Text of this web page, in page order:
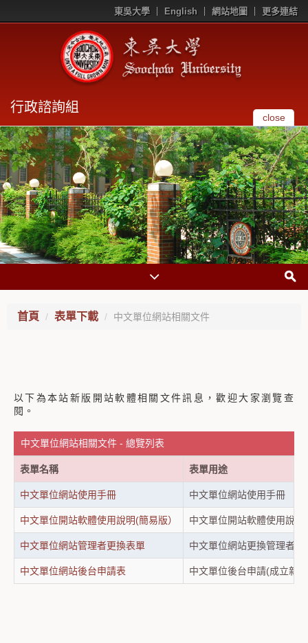
東吳大學 English 網站地圖 更多連結
行政諮詢組
close
首頁 表單下載 中文單位網站相關文件
以下為本站新版開站軟體相關文件訊息，歡迎大家瀏覽查
閱。
中文單位網站相關文件 - 總覽列表
表單名稱 表單用途
中文單位網站使用手冊 中文單位網站使用手冊
中文單位開站軟體使用說明(簡易版） 中文單位開站軟體使用說明
中文單位網站管理者更換表單 中文單位網站更換管理者
中文單位網站後台申請表 中文單位後台申請(成立新